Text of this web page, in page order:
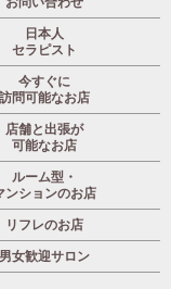
日本人
セラピスト
今すぐに
訪問可能なお店
店舗と出張が
可能なお店
ルーム型・
ンションのお店
リフレのお店
男女歓迎サロン